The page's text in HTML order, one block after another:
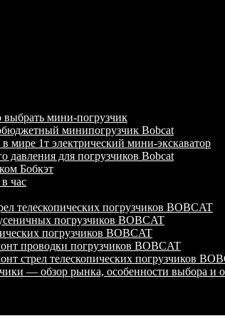
выбрать мини-погрузчик
минипогрузчик Bobcat
мире 1т электрический мини-экскаватор
давления для погрузчиков Bobcat
Бобкэт
час
телескопических погрузчиков BOBCAT
погрузчиков BOBCAT
погрузчиков BOBCAT
проводки погрузчиков BOBCAT
стрел телескопических погрузчиков
— обзор рынка, особенности выбора и